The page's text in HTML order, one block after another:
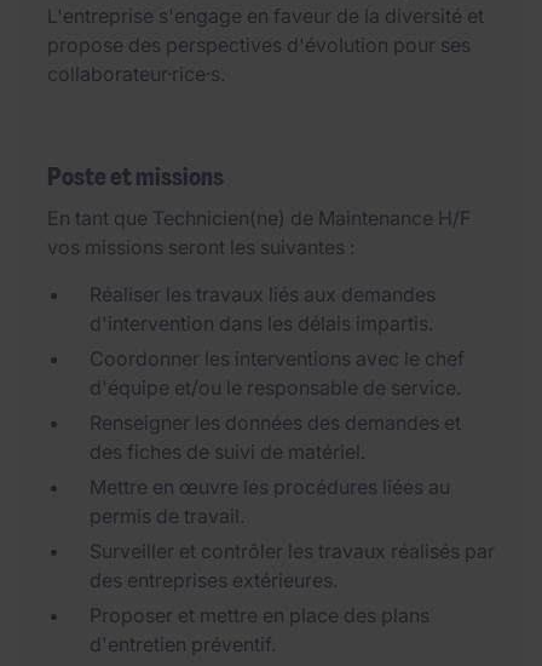
L'entreprise s'engage en faveur de la diversité et
propose des perspectives d'évolution pour ses
collaborateur·rice·s.
Poste et missions
En tant que Technicien(ne) de Maintenance H/F
vos missions seront les suivantes :
Réaliser les travaux liés aux demandes
d'intervention dans les délais impartis.
Coordonner les interventions avec le chef
d'équipe et/ou le responsable de service.
Renseigner les données des demandes et
des fiches de suivi de matériel.
Mettre en œuvre les procédures liées au
permis de travail.
Surveiller et contrôler les travaux réalisés par
des entreprises extérieures.
Proposer et mettre en place des plans
d'entretien préventif.